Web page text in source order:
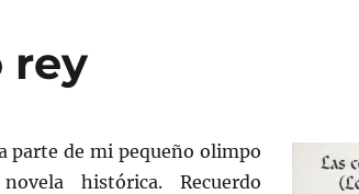
rey
parte de mi pequeño olimpo
histórica. Recuerdo